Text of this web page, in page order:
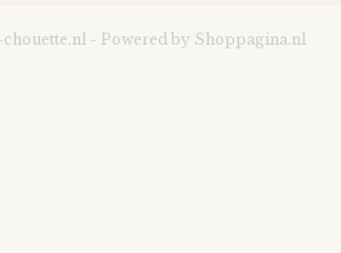
- Powered by Shoppagina.nl